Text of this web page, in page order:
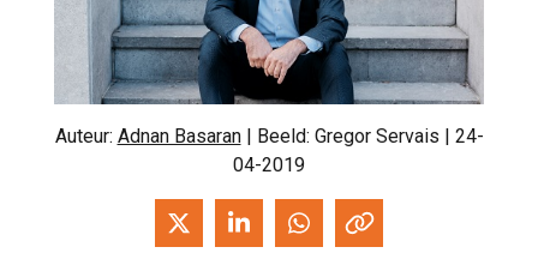
Auteur: Adnan Basaran | Beeld: Gregor Servais | 24-
04-2019